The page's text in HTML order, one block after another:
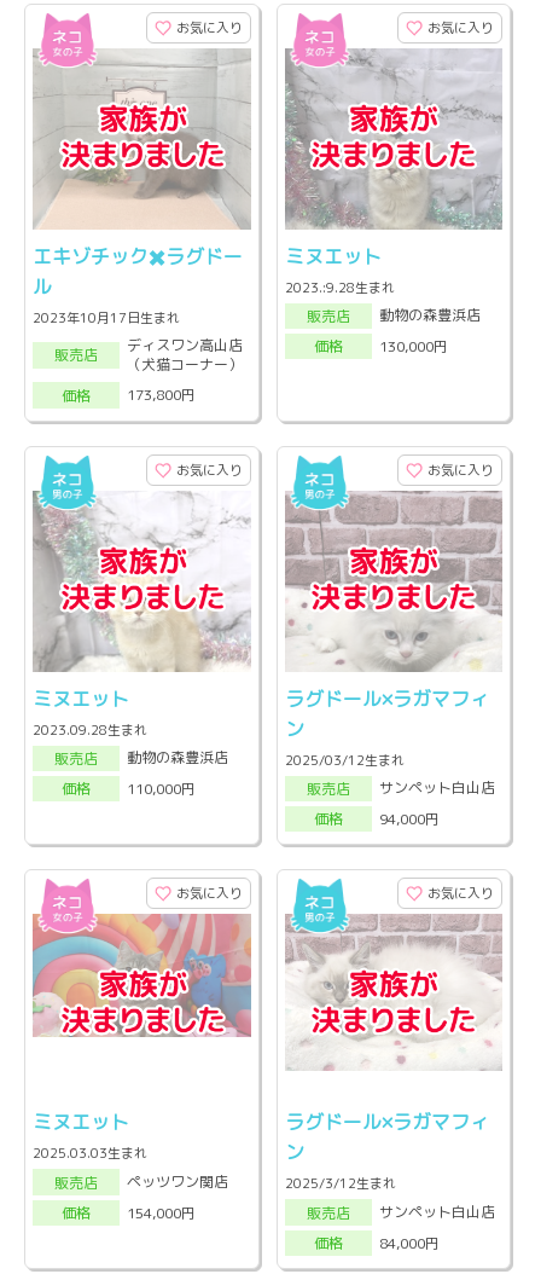
お気に入り
エキゾチック✖️ラグドー
ル
2023年10月17日生まれ
販売店
ディスワン高山店
（犬猫コーナー）
価格
173,800円
お気に入り
ミヌエット
2023.:9.28生まれ
販売店
動物の森豊浜店
価格
130,000円
お気に入り
ミヌエット
2023.09.28生まれ
販売店
動物の森豊浜店
価格
110,000円
お気に入り
ラグドール×ラガマフィ
ン
2025/03/12生まれ
販売店
サンペット白山店
価格
94,000円
お気に入り
ミヌエット
2025.03.03生まれ
販売店
ペッツワン関店
価格
154,000円
お気に入り
ラグドール×ラガマフィ
ン
2025/3/12生まれ
販売店
サンペット白山店
価格
84,000円